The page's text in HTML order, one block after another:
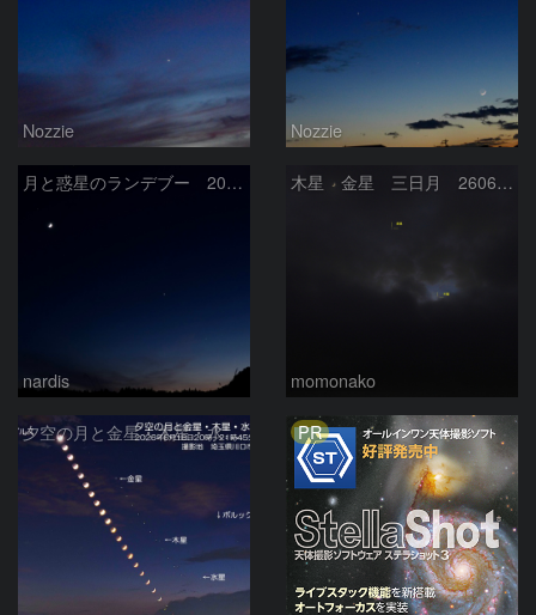
Nozzie Nozzie
月と惑星のランデブー 2026/06/19
nardis
木星 金星 三日月 260618
momonako
夕空の月と金星・木星・水星の接近 2026/6/18 PR